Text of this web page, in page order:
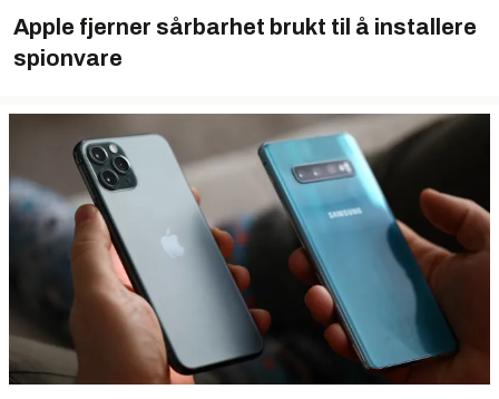
Apple fjerner sårbarhet brukt til å installere
spionvare